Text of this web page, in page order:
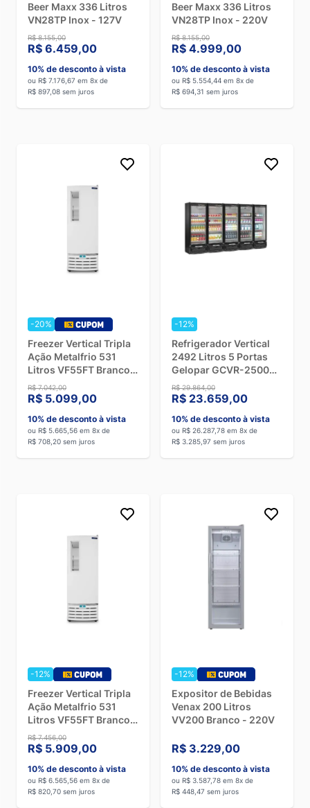
Beer Maxx 336 Litros
VN28TP Inox - 127V
R$ 8.155,00
R$ 6.459,00
10% de desconto à vista
ou R$ 7.176,67 em 8x de
R$ 897,08 sem juros
Beer Maxx 336 Litros
VN28TP Inox - 220V
R$ 8.155,00
R$ 4.999,00
10% de desconto à vista
ou R$ 5.554,44 em 8x de
R$ 694,31 sem juros
-20%
Freezer Vertical Tripla
Ação Metalfrio 531
Litros VF55FT Branco -
220V
R$ 7.042,00
R$ 5.099,00
10% de desconto à vista
ou R$ 5.665,56 em 8x de
R$ 708,20 sem juros
-12%
Refrigerador Vertical
2492 Litros 5 Portas
Gelopar GCVR-2500
Preto - 220V
R$ 29.864,00
R$ 23.659,00
10% de desconto à vista
ou R$ 26.287,78 em 8x de
R$ 3.285,97 sem juros
-12%
Freezer Vertical Tripla
Ação Metalfrio 531
Litros VF55FT Branco -
127V
R$ 7.456,00
R$ 5.909,00
10% de desconto à vista
ou R$ 6.565,56 em 8x de
R$ 820,70 sem juros
-12%
Expositor de Bebidas
Venax 200 Litros
VV200 Branco - 220V
R$ 3.229,00
10% de desconto à vista
ou R$ 3.587,78 em 8x de
R$ 448,47 sem juros